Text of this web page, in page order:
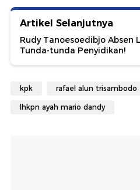
Artikel Selanjutnya
Rudy Tanoesoedibjo Absen
Tunda-tunda Penyidikan!
kpk rafael alun trisambodo
lhkpn ayah mario dandy